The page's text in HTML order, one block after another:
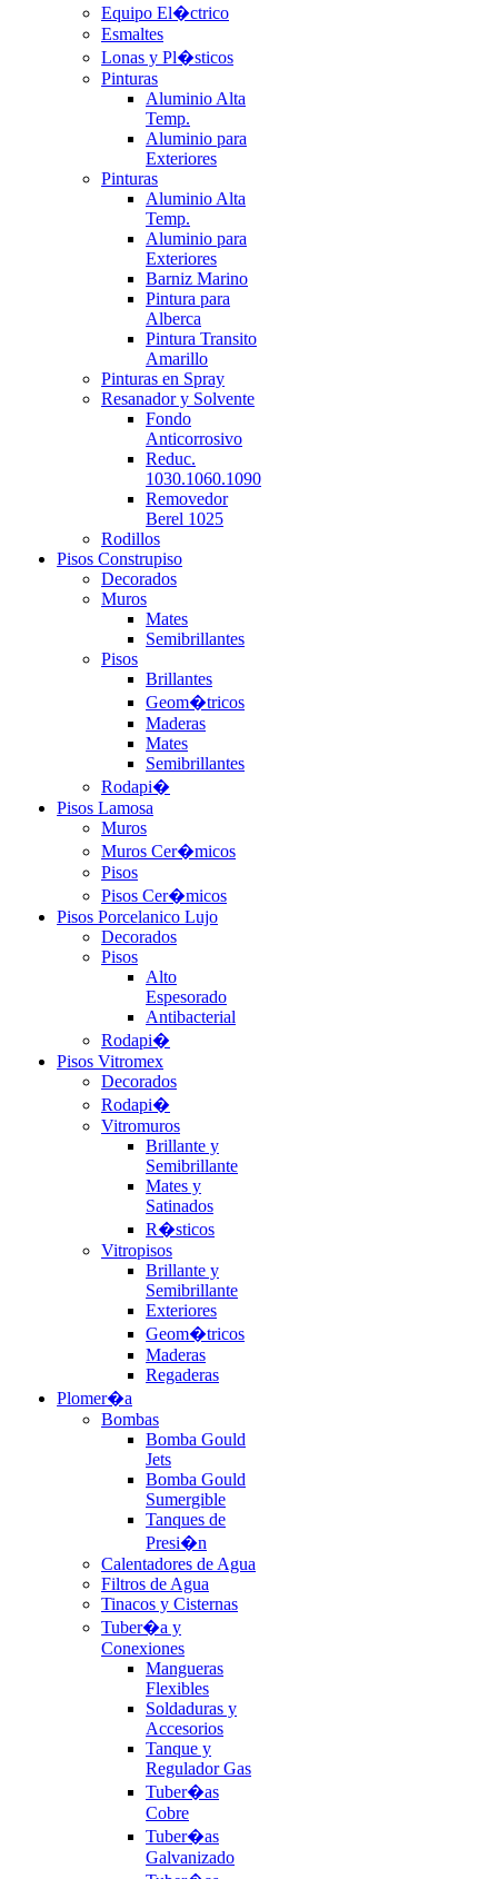
Equipo El�ctrico
Esmaltes
Lonas y Pl�sticos
Pinturas
Aluminio Alta
Temp.
Aluminio para
Exteriores
Pinturas
Aluminio Alta
Temp.
Aluminio para
Exteriores
Barniz Marino
Pintura para
Alberca
Pintura Transito
Amarillo
Pinturas en Spray
Resanador y Solvente
Fondo
Anticorrosivo
Reduc.
1030.1060.1090
Removedor
Berel 1025
Rodillos
Pisos Construpiso
Decorados
Muros
Mates
Semibrillantes
Pisos
Brillantes
Geom�tricos
Maderas
Mates
Semibrillantes
Rodapi�
Pisos Lamosa
Muros
Muros Cer�micos
Pisos
Pisos Cer�micos
Pisos Porcelanico Lujo
Decorados
Pisos
Alto
Espesorado
Antibacterial
Rodapi�
Pisos Vitromex
Decorados
Rodapi�
Vitromuros
Brillante y
Semibrillante
Mates y
Satinados
R�sticos
Vitropisos
Brillante y
Semibrillante
Exteriores
Geom�tricos
Maderas
Regaderas
Plomer�a
Bombas
Bomba Gould
Jets
Bomba Gould
Sumergible
Tanques de
Presi�n
Calentadores de Agua
Filtros de Agua
Tinacos y Cisternas
Tuber�a y
Conexiones
Mangueras
Flexibles
Soldaduras y
Accesorios
Tanque y
Regulador Gas
Tuber�as
Cobre
Tuber�as
Galvanizado